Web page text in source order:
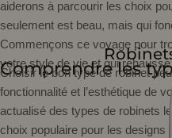
aiderons à parcourir les choix
seulement est beau, mais qui
Commençons ce voyage pour
votre style de vie et qui
Comprendre les
Choisir le bon type de robinet
fonctionnalité et l’esthétique de
actualisé des types de robinets
choix populaire pour les designs